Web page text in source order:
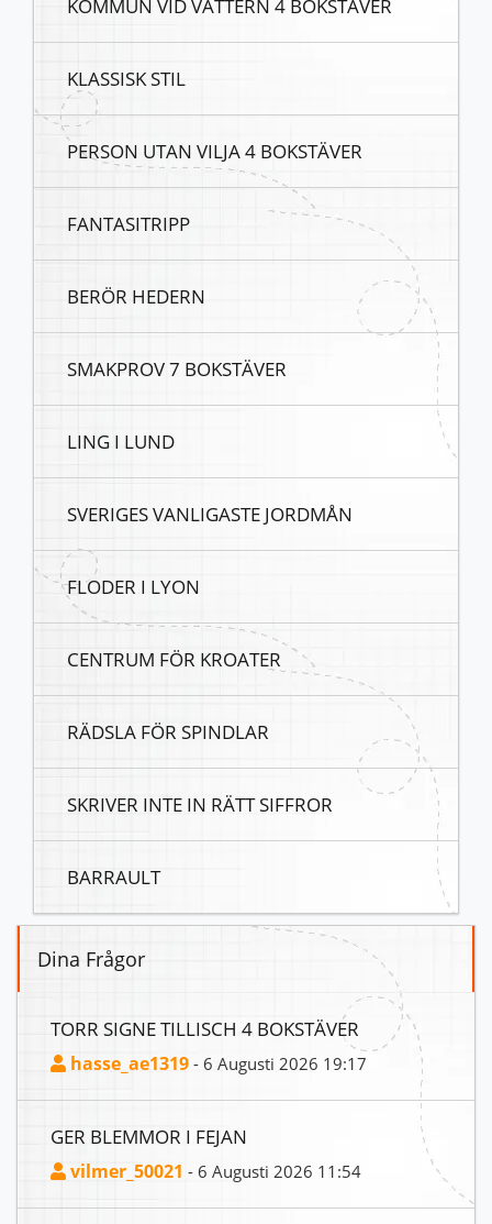
KOMMUN VID VÄTTERN 4 BOKSTÄVER
KLASSISK STIL
PERSON UTAN VILJA 4 BOKSTÄVER
FANTASITRIPP
BERÖR HEDERN
SMAKPROV 7 BOKSTÄVER
LING I LUND
SVERIGES VANLIGASTE JORDMÅN
FLODER I LYON
CENTRUM FÖR KROATER
RÄDSLA FÖR SPINDLAR
SKRIVER INTE IN RÄTT SIFFROR
BARRAULT
Dina Frågor
TORR SIGNE TILLISCH 4 BOKSTÄVER
hasse_ae1319 - 6 Augusti 2026 19:17
GER BLEMMOR I FEJAN
vilmer_50021 - 6 Augusti 2026 11:54